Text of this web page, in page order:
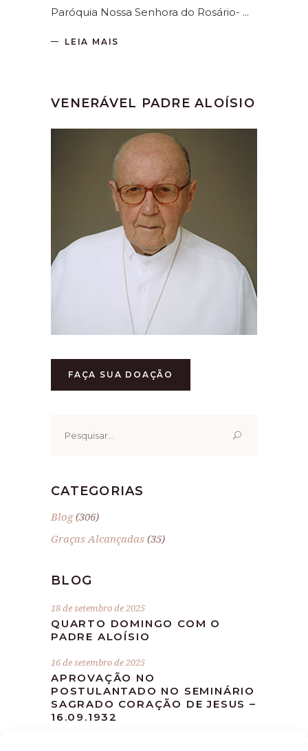
Paróquia Nossa Senhora do Rosário-
LEIA MAIS
VENERÁVEL PADRE ALOÍSIO
FAÇA SUA DOAÇÃO
por:
CATEGORIAS
Blog(306)
Graças Alcançadas (35)
BLOG
18 de setembro de 2025
QUARTO DOMINGO COM O
PADRE ALOÍSIO
16 de setembro de 2025
APROVAÇÃO NO
POSTULANTADO NO SEMINÁRIO
SAGRADO CORAÇÃO DE JESUS –
16.09.1932